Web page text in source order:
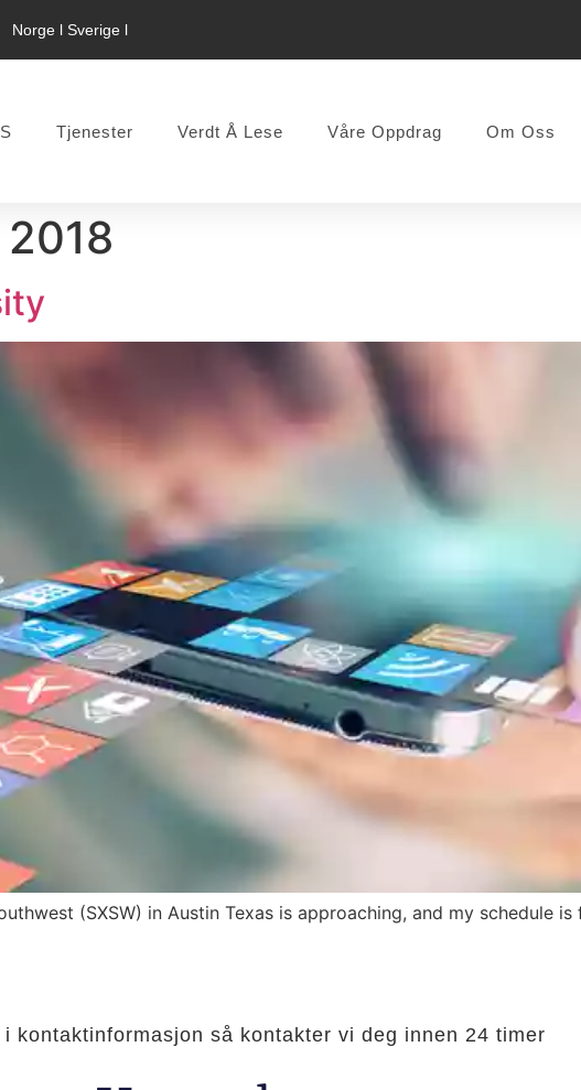
Norge l Sverige l
Tjenester Verdt Å Lese Våre Oppdrag Om Oss
(SXSW) in Austin Texas is approaching, and my schedule
i kontaktinformasjon så kontakter vi deg innen 24 timer